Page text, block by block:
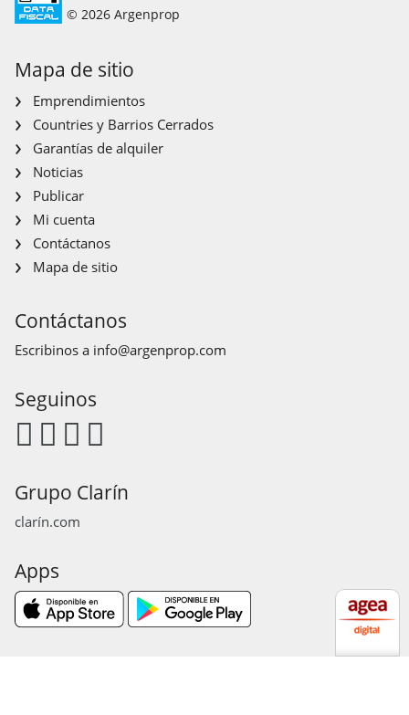
© 2026 Argenprop
Mapa de sitio
Emprendimientos
Countries y Barrios Cerrados
Garantías de alquiler
Noticias
Publicar
Mi cuenta
Contáctanos
Mapa de sitio
Contáctanos
Escribinos a info@argenprop.com
Seguinos
Grupo Clarín
clarín.com
Apps